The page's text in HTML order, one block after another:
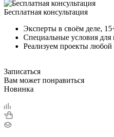
Бесплатная консультация
Эксперты в своём деле,
Специальные условия
Реализуем проекты
Записаться
Вам может понравиться
Новинка